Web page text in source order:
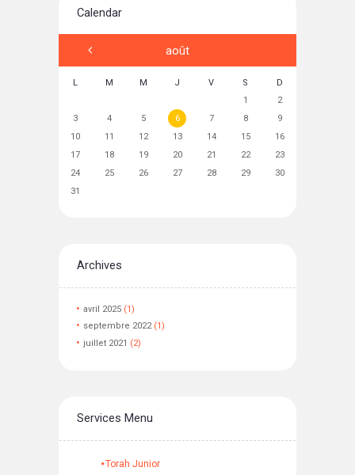
Calendar
août
L M M J V S
D
1
2
3
4 5 6 7 8
9
10
11 12 13 14 15
16
17
18 19 20 21 22
23
24
25 26 27 28 29
30
31
Archives
avril 2025(1)
septembre 2022(1)
juillet 2021 (2)
Services Menu
Torah Junior